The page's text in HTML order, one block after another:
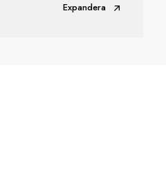
Expandera